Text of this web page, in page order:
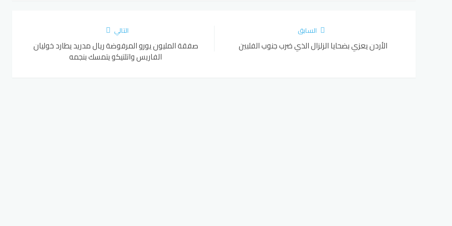
السابق
الأردن يعزي بضحايا الزلزال الذي ضرب جنوب الفلبين
التالي
صفقة المليون يورو المرفوضة ريال مدريد يطارد خوليان
الفاريس واتلتيكو يتمسك بنجمه